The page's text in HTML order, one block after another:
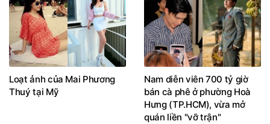
Loạt ảnh của Mai Phương
Thuý tại Mỹ
Nam diễn viên 700 tỷ giờ
bán cà phê ở phường Hoà
Hưng (TP.HCM), vừa mở
quán liền "vỡ trận"